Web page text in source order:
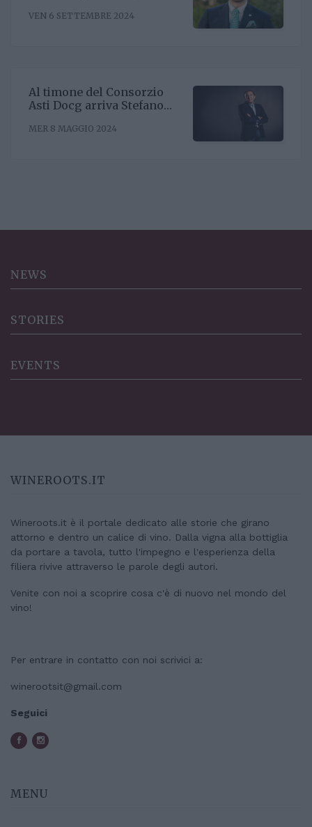
Riccardo Binda
VEN 6 SETTEMBRE 2024
Al timone del Consorzio
Asti Docg arriva Stefano
sinergia associativa e far
MER 8 MAGGIO 2024
NEWS
STORIES
EVENTS
WINEROOTS.IT
Wineroots.it è il portale dedicato alle storie che girano
attorno e dentro un calice di vino. Dalla vigna alla bottiglia
da portare a tavola, tutto l'impegno e l'esperienza della
filiera rivive attraverso le parole degli autori.
Venite con noi a scoprire cosa c'è di nuovo nel mondo del
vino!
Per entrare in contatto con noi scrivici a:
winerootsit@gmail.com
Seguici
MENU